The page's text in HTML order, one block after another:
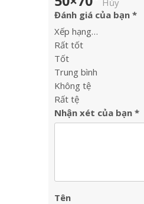
Hủy
Đánh giá của bạn *
Xếp hạng…
Rất tốt
Tốt
Trung bình
Không tệ
Rất tệ
Nhận xét của bạn *
Tên